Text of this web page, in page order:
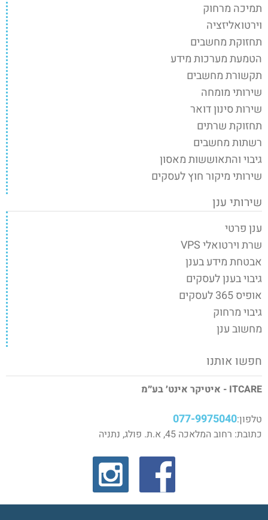
תמיכה מרחוק
וירטואליזציה
תחזוקת מחשבים
הטמעת מערכות מידע
תקשורת מחשבים
שירותי מומחה
שירות סינון דואר
תחזוקת שרתים
רשתות מחשבים
גיבוי והתאוששות מאסון
שירותי מיקור חוץ לעסקים
שירותי ענן
ענן פרטי
שרת וירטואלי VPS
אבטחת מידע בענן
גיבוי בענן לעסקים
אופיס 365 לעסקים
גיבוי מרחוק
מחשוב ענן
חפשו אותנו
ITCARE - איטיקר אינט׳ בע״מ
טלפון:077-9975040
כתובת: רחוב המלאכה 45, א.ת. פולג, נתניה